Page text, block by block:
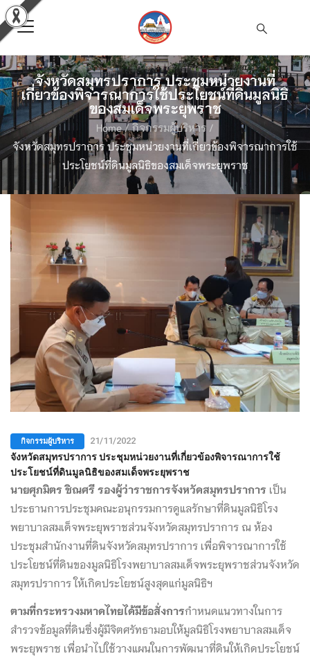
จังหวัดสมุทรปราการ ประชุมหน่วยงานที่
เกี่ยวข้องพิจารณาการใช้ประโยชน์ที่ดินมูลนิธิ
ของสมเด็จพระยุพราช
Home/ กิจกรรมผู้บริหาร /
จังหวัดสมุทรปราการ ประชุมหน่วยงานที่เกี่ยวข้องพิจารณาการใช้
ประโยชน์ที่ดินมูลนิธิของสมเด็จพระยุพราช
กิจกรรมผู้บริหาร 21/11/2022
จังหวัดสมุทรปราการ ประชุมหน่วยงานที่เกี่ยวข้องพิจารณาการใช้
ประโยชน์ที่ดินมูลนิธิของสมเด็จพระยุพราช
นายศุภมิตร ชิณศรี รองผู้ว่าราชการจังหวัดสมุทรปราการ เป็น
ประธานการประชุมคณะอนุกรรมการดูแลรักษาที่ดินมูลนิธิโรง
พยาบาลสมเด็จพระยุพราชส่วนจังหวัดสมุทรปราการ ณ ห้อง
ประชุมสำนักงานที่ดินจังหวัดสมุทรปราการ เพื่อพิจารณาการใช้
ประโยชน์ที่ดินของมูลนิธิโรงพยาบาลสมเด็จพระยุพราชส่วนจังหวัด
สมุทรปราการ ให้เกิดประโยชน์สูงสุดแก่มูลนิธิฯ
ตามที่กระทรวงมหาดไทยได้มีข้อสั่งการกำหนดแนวทางในการ
สำรวจข้อมูลที่ดินซึ่งผู้มีจิตศรัทธามอบให้มูลนิธิโรงพยาบาลสมเด็จ
พระยุพราช เพื่อนำไปใช้วางแผนในการพัฒนาที่ดินให้เกิดประโยชน์